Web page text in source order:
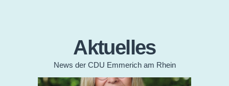
Aktuelles
News der CDU Emmerich am Rhein